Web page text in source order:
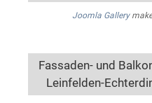
Joomla Gallery
Fassaden- und
Leinfelden-